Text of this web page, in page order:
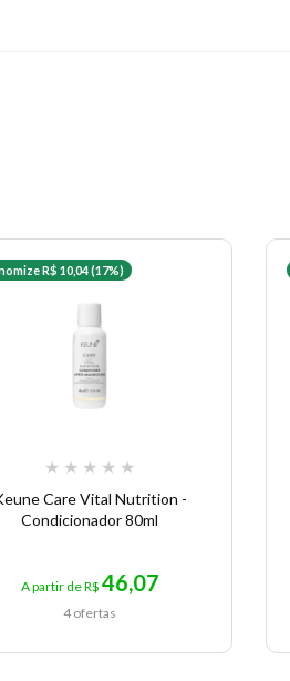
R$ 10,04 (17%)
★ ★ ★ ★ ★
Care Vital Nutrition -
Condicionador 80ml
A partir de R$ 46,07
4 ofertas